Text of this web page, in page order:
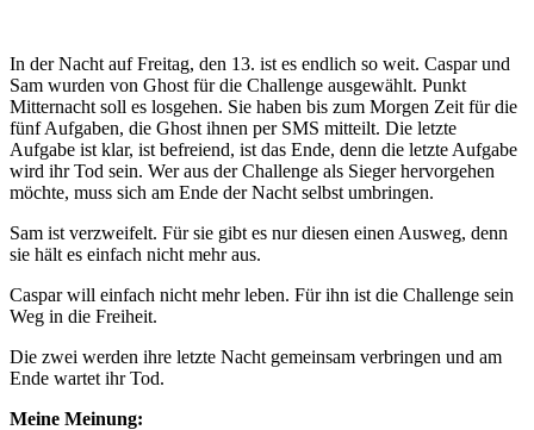
In der Nacht auf Freitag, den 13. ist es endlich so weit. Caspar und
Sam wurden von Ghost für die Challenge ausgewählt. Punkt
Mitternacht soll es losgehen. Sie haben bis zum Morgen Zeit für die
fünf Aufgaben, die Ghost ihnen per SMS mitteilt. Die letzte
Aufgabe ist klar, ist befreiend, ist das Ende, denn die letzte Aufgabe
wird ihr Tod sein. Wer aus der Challenge als Sieger hervorgehen
möchte, muss sich am Ende der Nacht selbst umbringen.
Sam ist verzweifelt. Für sie gibt es nur diesen einen Ausweg, denn
sie hält es einfach nicht mehr aus.
Caspar will einfach nicht mehr leben. Für ihn ist die Challenge sein
Weg in die Freiheit.
Die zwei werden ihre letzte Nacht gemeinsam verbringen und am
Ende wartet ihr Tod.
Meine Meinung: